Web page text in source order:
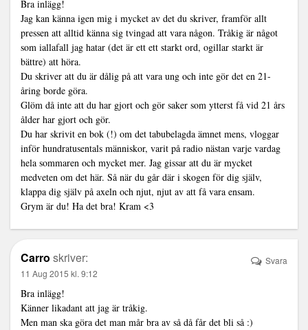
Bra inlägg!
Jag kan känna igen mig i mycket av det du skriver, framför allt
pressen att alltid känna sig tvingad att vara någon. Tråkig är något
som iallafall jag hatar (det är ett ett starkt ord, ogillar starkt är
bättre) att höra.
Du skriver att du är dålig på att vara ung och inte gör det en 21-
åring borde göra.
Glöm då inte att du har gjort och gör saker som ytterst få vid 21 års
ålder har gjort och gör.
Du har skrivit en bok (!) om det tabubelagda ämnet mens, vloggar
inför hundratusentals människor, varit på radio nästan varje vardag
hela sommaren och mycket mer. Jag gissar att du är mycket
medveten om det här. Så när du går där i skogen för dig själv,
klappa dig själv på axeln och njut, njut av att få vara ensam.
Grym är du! Ha det bra! Kram <3
Carro skriver:
11 Aug 2015 kl. 9:12
Bra inlägg!
Känner likadant att jag är tråkig.
Men man ska göra det man mår bra av så då får det bli så :)
Svara